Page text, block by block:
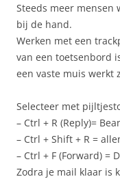
Steeds meer
bij de hand.
Werken met een
van een toetsenbord
een vaste muis werkt
Selecteer met
– Ctrl + R (Reply)=
– Ctrl + Shift + R =
– Ctrl + F (Forward) =
Zodra je mail klaar is